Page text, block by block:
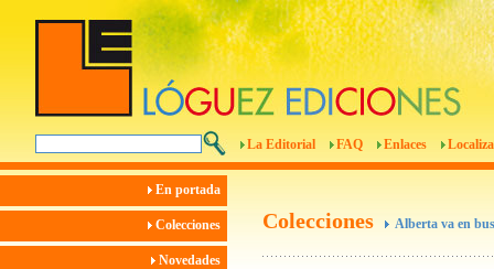
La Editorial FAQ Enlaces
En portada
Colecciones
Novedades
Colecciones Alberta va en